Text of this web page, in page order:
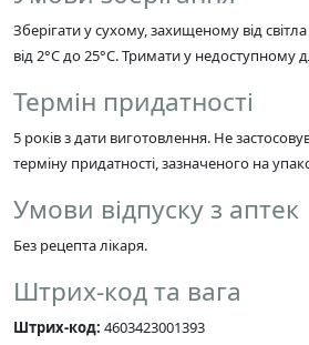
Зберігати у сухому, захищеному від
від 2°C до 25°C. Тримати у недоступному
Термін придатності
5 років з дати виготовлення. Не
терміну придатності, зазначеного на
Умови відпуску з аптек
Без рецепта лікаря.
Штрих-код та вага
Штрих-код: 4603423001393